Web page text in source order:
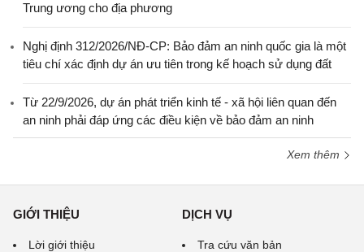
Trung ương cho địa phương
Nghị định 312/2026/NĐ-CP: Bảo đảm an ninh quốc gia là một
tiêu chí xác định dự án ưu tiên trong kế hoạch sử dụng đất
Từ 22/9/2026, dự án phát triển kinh tế - xã hội liên quan đến
an ninh phải đáp ứng các điều kiện về bảo đảm an ninh
Xem thêm
GIỚI THIỆU
Lời giới thiệu
DỊCH VỤ
Tra cứu văn bản